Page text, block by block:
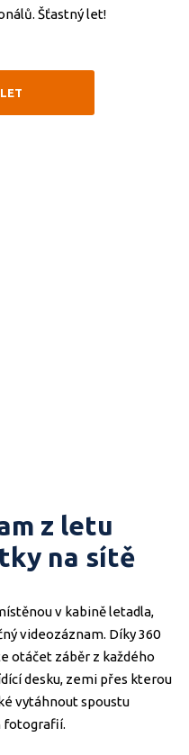
Šťastný let!
z letu
na sítě
v kabině letadla,
videozáznam. Díky 360
otáčet záběr z každého
desku, zemi přes kterou
vytáhnout spoustu
fotografií.